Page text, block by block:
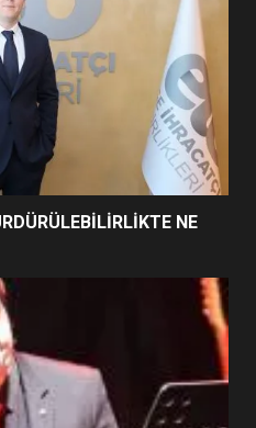
SATRANÇ
KAYITLARI NEYİ
BELEDİYESPOR’DA
NASIL
NE